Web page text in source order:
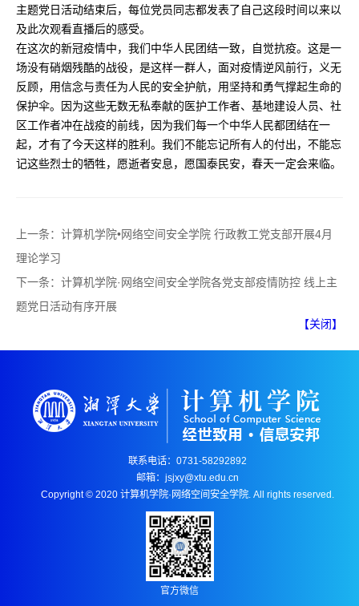
主题党日活动结束后，每位党员同志都发表了自己这段时间以来以
及此次观看直播后的感受。
在这次的新冠疫情中，我们中华人民团结一致，自觉抗疫。这是一
场没有硝烟残酷的战役，是这样一群人，面对疫情逆风前行，义无
反顾，用信念与责任为人民的安全护航，用坚持和勇气撑起生命的
保护伞。因为这些无数无私奉献的医护工作者、基地建设人员、社
区工作者冲在战疫的前线，因为我们每一个中华人民都团结在一
起，才有了今天这样的胜利。我们不能忘记所有人的付出，不能忘
记这些烈士的牺牲，愿逝者安息，愿国泰民安，春天一定会来临。
上一条： 计算机学院•网络空间安全学院 行政教工党支部开展4月
理论学习
下一条： 计算机学院·网络空间安全学院各党支部疫情防控 线上主
题党日活动有序开展
【关闭】
联系电话：0731-58292892
邮箱：jsjxy@xtu.edu.cn
Copyright © 2020 计算机学院·网络空间安全学院. All rights reserved.
官方微信